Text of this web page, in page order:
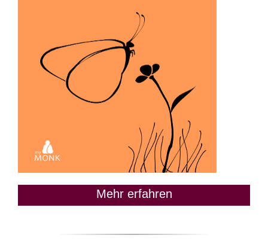
Mehr erfahren